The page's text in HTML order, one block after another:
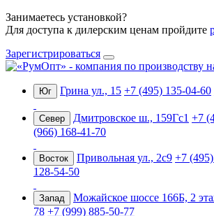
Занимаетесь установкой?
Для доступа к дилерским ценам пройдите
Зарегистрироваться
Юг Грина ул., 15 +7 (495) 135-04-60
Север Дмитровское ш., 159Гс1 +7
(966) 168-41-70
Восток Привольная ул., 2с9 +7
128-54-50
Запад Можайское шоссе 166Б, 2
78 +7 (999) 885-50-77